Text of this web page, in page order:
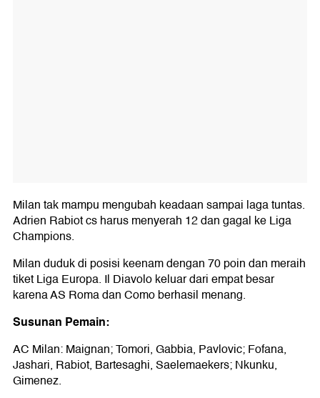
Milan tak mampu mengubah keadaan sampai laga tuntas.
Adrien Rabiot cs harus menyerah 12 dan gagal ke Liga
Champions.
Milan duduk di posisi keenam dengan 70 poin dan meraih
tiket Liga Europa. Il Diavolo keluar dari empat besar
karena AS Roma dan Como berhasil menang.
Susunan Pemain:
AC Milan: Maignan; Tomori, Gabbia, Pavlovic; Fofana,
Jashari, Rabiot, Bartesaghi, Saelemaekers; Nkunku,
Gimenez.